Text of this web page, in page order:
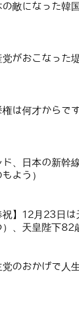
の敵になった韓
党がおこなった
権は何才からで
ド、日本の新幹
よう）
祝】12月23日
）、天皇陛下82
党のおかげで人